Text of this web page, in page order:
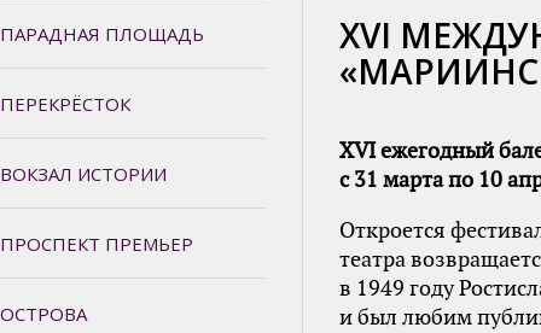
ПАРАДНАЯ ПЛОЩАДЬ
ПЕРЕКРЁСТОК
ВОКЗАЛ ИСТОРИИ
ПРОСПЕКТ ПРЕМЬЕР
ОСТРОВА
XVI
XVI ежегодный
с 31 марта по 10
Откроется
театра
в 1949 году
и был любим